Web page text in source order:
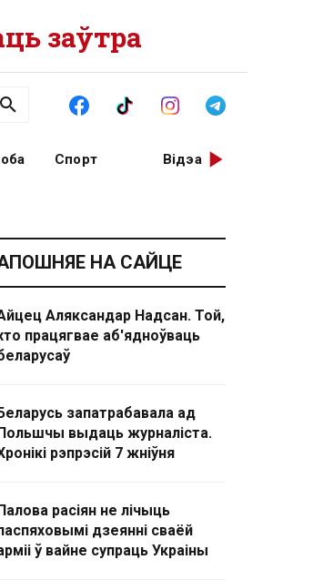
заўтра
Спорт Відэа
НА САЙЦЕ
Аляксандар Надсан. Той,
працягвае аб'ядноўваць
запатрабавала ад
выдаць журналіста.
рэпрэсій 7 жніўня
расіян не лічыць
дзеянні сваёй
ў вайне супраць Украіны